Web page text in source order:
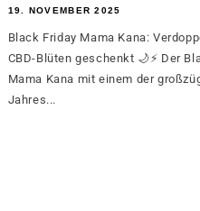
19. NOVEMBER 2025
Black Friday Mama Kana:
CBD-Blüten geschenkt 🌙⚡ Der
Mama Kana mit einem der
Jahres...